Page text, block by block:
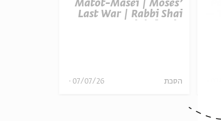
–
Matot-Masei | Moses’
Last War | Rabbi Shai
הסכת 07/07/26